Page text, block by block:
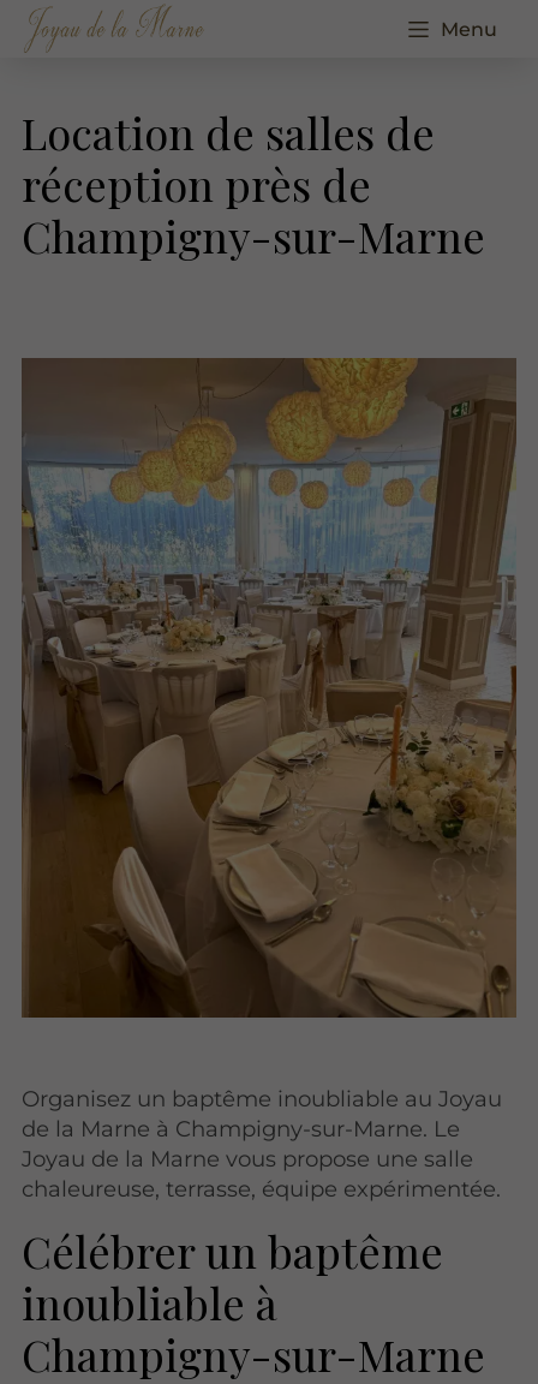
Menu
Location de salles de
réception près de
Champigny-sur-Marne
Organisez un baptême inoubliable au Joyau
de la Marne à Champigny-sur-Marne. Le
Joyau de la Marne vous propose une salle
chaleureuse, terrasse, équipe expérimentée.
Célébrer un baptême
inoubliable à
Champigny-sur-Marne